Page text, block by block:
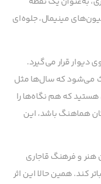
مینیمال، جلوه‌ای
دیوار قرار می‌گیرد.
می‌شود که سال‌ها مثل
هستید که هم نگاه‌ها را
هماهنگ باشد، این
هنر و فرهنگ قاجاری
کند. همین حالا این اثر